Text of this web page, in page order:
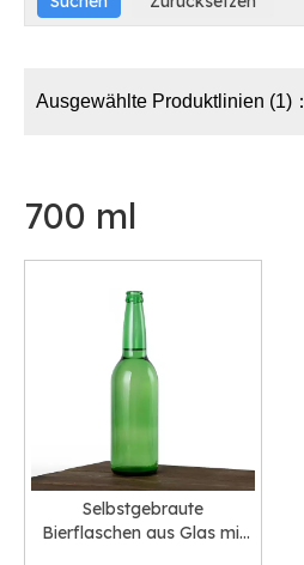
Ausgewählte Produktlinien (1)：
700 ml
Selbstgebraute
Bierflaschen aus Glas mit